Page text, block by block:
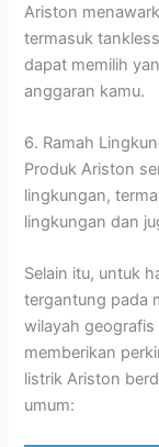
Ariston
termasuk
dapat memilih
anggaran kamu.
6. Ramah
Produk Ariston
lingkungan,
lingkungan dan
Selain itu, untuk
tergantung pada
wilayah geografis
memberikan
listrik Ariston
umum: